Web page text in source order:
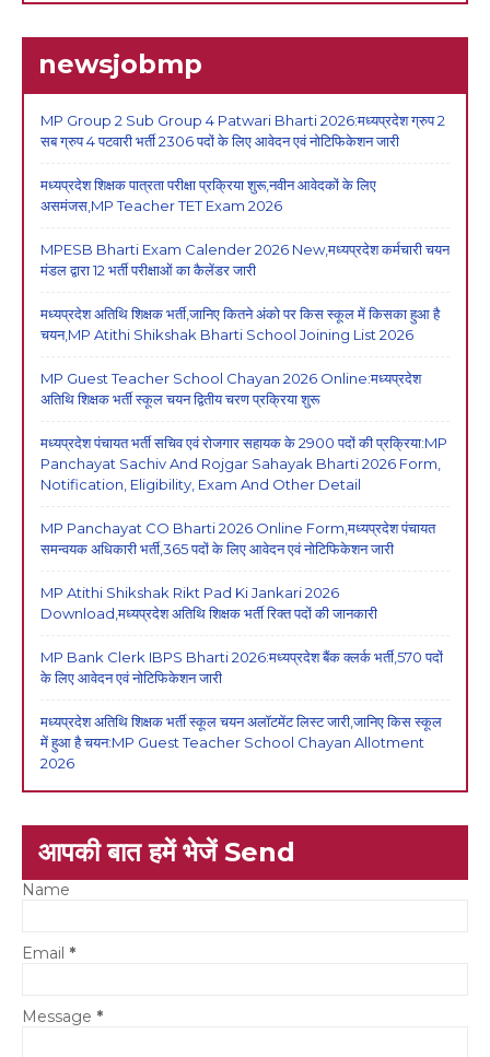
newsjobmp
MP Group 2 Sub Group 4 Patwari Bharti 2026:मध्यप्रदेश ग्रुप 2
सब ग्रुप 4 पटवारी भर्ती 2306 पदों के लिए आवेदन एवं नोटिफिकेशन जारी
मध्यप्रदेश शिक्षक पात्रता परीक्षा प्रक्रिया शुरू,नवीन आवेदकों के लिए
असमंजस,MP Teacher TET Exam 2026
MPESB Bharti Exam Calender 2026 New,मध्यप्रदेश कर्मचारी चयन
मंडल द्वारा 12 भर्ती परीक्षाओं का कैलेंडर जारी
मध्यप्रदेश अतिथि शिक्षक भर्ती,जानिए कितने अंको पर किस स्कूल में किसका हुआ है
चयन,MP Atithi Shikshak Bharti School Joining List 2026
MP Guest Teacher School Chayan 2026 Online:मध्यप्रदेश
अतिथि शिक्षक भर्ती स्कूल चयन द्वितीय चरण प्रक्रिया शुरू
मध्यप्रदेश पंचायत भर्ती सचिव एवं रोजगार सहायक के 2900 पदों की प्रक्रिया:MP
Panchayat Sachiv And Rojgar Sahayak Bharti 2026 Form,
Notification, Eligibility, Exam And Other Detail
MP Panchayat CO Bharti 2026 Online Form,मध्यप्रदेश पंचायत
समन्वयक अधिकारी भर्ती,365 पदों के लिए आवेदन एवं नोटिफिकेशन जारी
MP Atithi Shikshak Rikt Pad Ki Jankari 2026
Download,मध्यप्रदेश अतिथि शिक्षक भर्ती रिक्त पदों की जानकारी
MP Bank Clerk IBPS Bharti 2026:मध्यप्रदेश बैंक क्लर्क भर्ती,570 पदों
के लिए आवेदन एवं नोटिफिकेशन जारी
मध्यप्रदेश अतिथि शिक्षक भर्ती स्कूल चयन अलॉटमेंट लिस्ट जारी,जानिए किस स्कूल
में हुआ है चयन:MP Guest Teacher School Chayan Allotment
2026
आपकी बात हमें भेजें Send
Name
Email *
Message *